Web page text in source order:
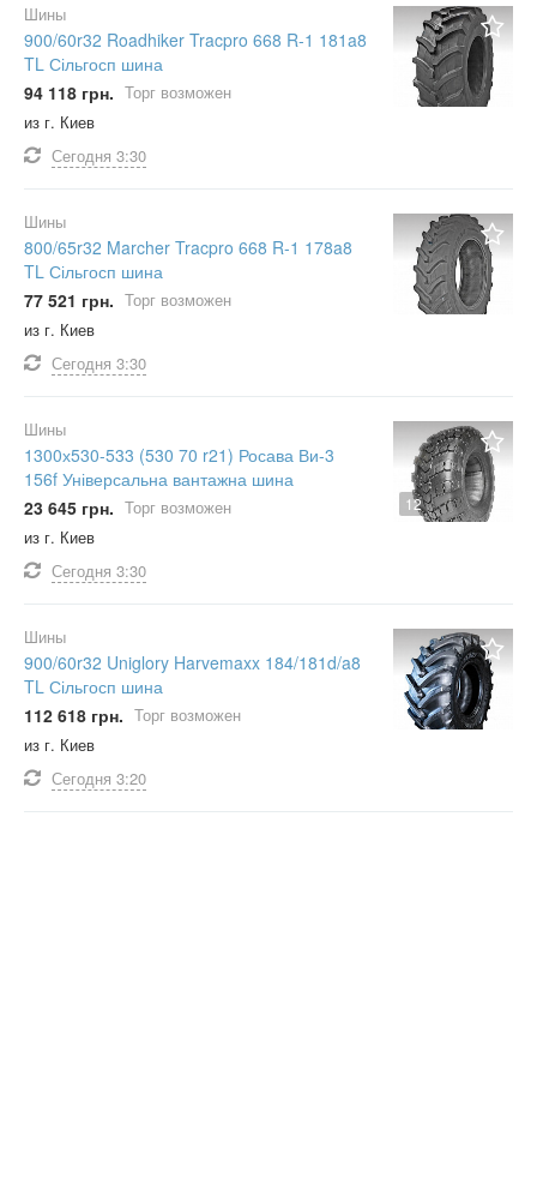
Шины
900/60r32 Roadhiker Tracpro 668 R-1 181a8
TL Сільгосп шина
94 118 грн. Торг возможен
из г. Киев
Сегодня 3:30
Шины
800/65r32 Marcher Tracpro 668 R-1 178a8
TL Сільгосп шина
77 521 грн. Торг возможен
из г. Киев
Сегодня 3:30
12
Шины
1300х530-533 (530 70 r21) Росава Ви-3
156f Універсальна вантажна шина
23 645 грн. Торг возможен
из г. Киев
Сегодня 3:30
Шины
900/60r32 Uniglory Harvemaxx 184/181d/a8
TL Сільгосп шина
112 618 грн. Торг возможен
из г. Киев
Сегодня 3:20